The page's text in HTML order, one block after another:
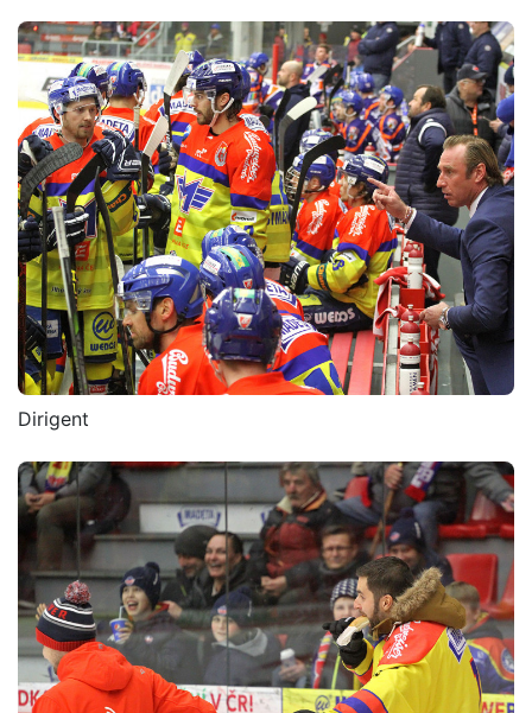
Dirigent